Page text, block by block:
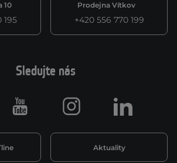
10
195
Prodejna Vítkov
+420 556 770 199
Sledujte nás
Aktuality
Youtube Instagram LinkedIn